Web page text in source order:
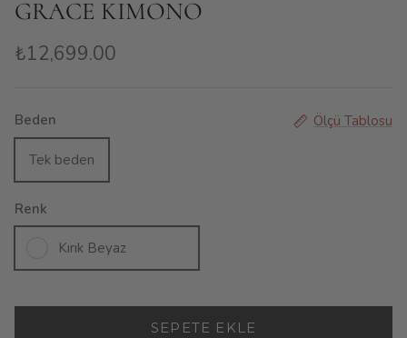
GRACE KIMONO
₺12,699.00
Beden Ölçü Tablosu
Tek beden
Renk
Kırık Beyaz
SEPETE EKLE